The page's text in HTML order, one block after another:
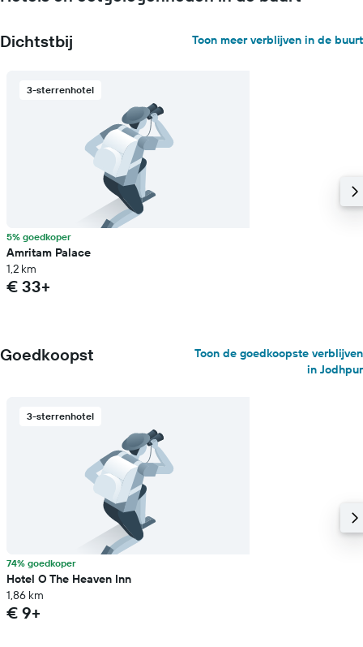
Dichtstbij Toon meer verblijven in de buurt
3-sterrenhotel
5% goedkoper
Amritam Palace
1,2 km
€ 33+
Goedkoopst
Toon de goedkoopste verblijven
in Jodhpur
3-sterrenhotel
74% goedkoper
Hotel O The Heaven Inn
1,86 km
€ 9+